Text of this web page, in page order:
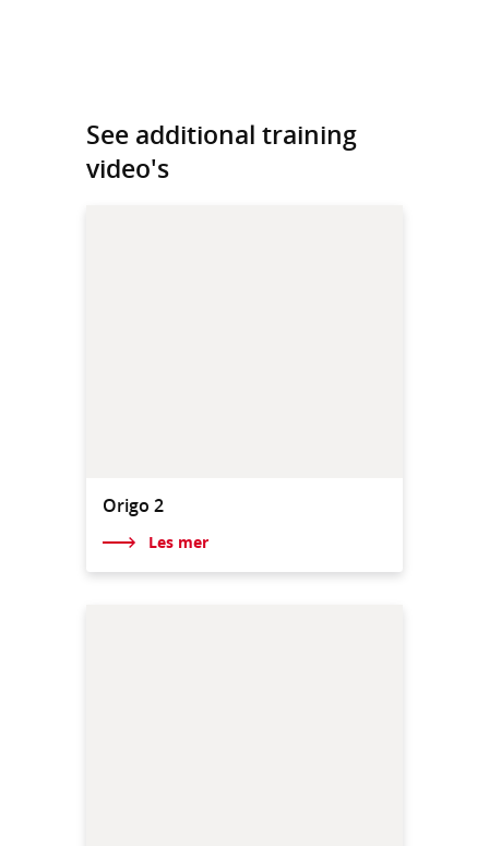
See additional training
video's
Origo 2
Les mer